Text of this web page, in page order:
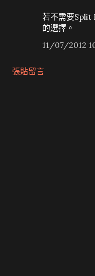
若不需要
的選擇。
11/07/2012
張貼留言